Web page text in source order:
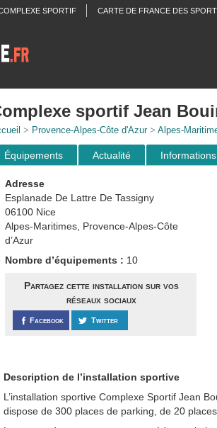
SPORTIF CARTE DE FRANCE DES
sportif Jean
> Provence-Alpes-Côte d'Azur> Alpes-
Équipements Actualité Informations
Adresse
Esplanade De Lattre De Tassigny
06100 Nice
Alpes-Maritimes, Provence-Alpes-Côte
d’Azur
Nombre d’équipements : 10
Partagez cette installation sur vos
réseaux sociaux
Facebook Twitter
Description de l’installation sportive
L’installation sportive Complexe Sportif Jean
dispose de 300 places de parking, de 20